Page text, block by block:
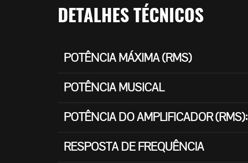
DETALHES TÉCNICOS
POTÊNCIA MÁXIMA (RMS)
POTÊNCIA MUSICAL
POTÊNCIA DO AMPLIFICADOR (RMS):
RESPOSTA DE FREQUÊNCIA